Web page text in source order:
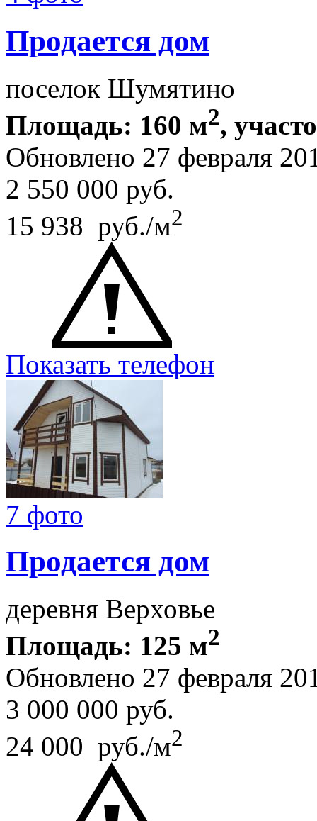
Продается дом
поселок Шумятино
Площадь: 160 м2,
Обновлено 27 февраля
2 550 000 руб.
15 938 руб./м2
Показать телефон
7 фото
Продается дом
деревня Верховье
Площадь: 125 м2
Обновлено 27 февраля
3 000 000 руб.
24 000 руб./м2